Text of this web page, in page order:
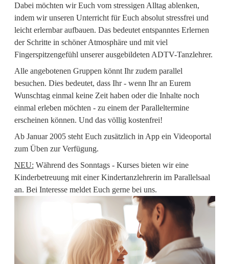
Dabei möchten wir Euch vom stressigen Alltag ablenken,
indem wir unseren Unterricht für Euch absolut stressfrei und
leicht erlernbar aufbauen. Das bedeutet entspanntes Erlernen
der Schritte in schöner Atmosphäre und mit viel
Fingerspitzengefühl unserer ausgebildeten ADTV-Tanzlehrer.
Alle angebotenen Gruppen könnt Ihr zudem parallel
besuchen. Dies bedeutet, dass Ihr - wenn Ihr an Eurem
Wunschtag einmal keine Zeit haben oder die Inhalte noch
einmal erleben möchten - zu einem der Paralleltermine
erscheinen können. Und das völlig kostenfrei!
Ab Januar 2005 steht Euch zusätzlich in App ein Videoportal
zum Üben zur Verfügung.
NEU: Während des Sonntags - Kurses bieten wir eine
Kinderbetreuung mit einer Kindertanzlehrerin im Parallelsaal
an. Bei Interesse meldet Euch gerne bei uns.